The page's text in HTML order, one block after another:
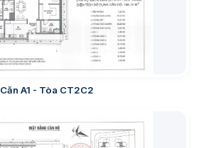
Căn A1 - Tòa CT2C2